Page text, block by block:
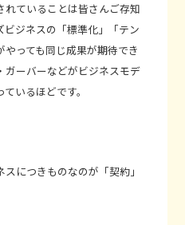
れていることは皆さんご存知
ジネスの「標準化」「テン
っても同じ成果が期待でき
ガーバーなどがビジネスモデ
いるほどです。
につきものなのが「契約」